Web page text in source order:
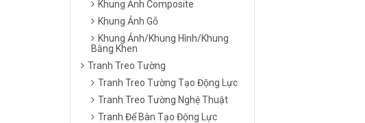
Khung Ảnh Composite
Khung Ảnh Gỗ
Khung Ảnh/Khung Hình/Khung
Bằng Khen
Tranh Treo Tường
Tranh Treo Tường Tạo Động Lực
Tranh Treo Tường Nghệ Thuật
Tranh Để Bàn Tạo Động Lực